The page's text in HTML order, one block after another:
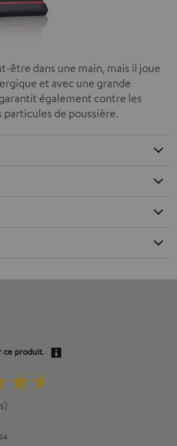
être dans une main, mais il joue
et avec une grande
également contre les
particules de poussière.
ce produit.